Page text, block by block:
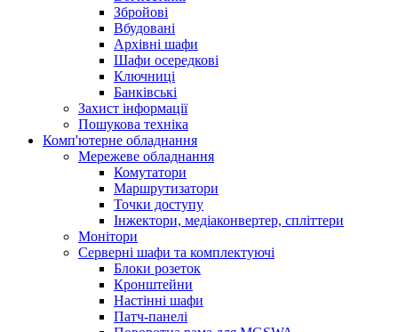
Збройові
Вбудовані
Архівні шафи
Шафи осередкові
Ключниці
Банківські
Захист інформації
Пошукова техніка
Комп'ютерне обладнання
Мережеве обладнання
Комутатори
Маршрутизатори
Точки доступу
Інжектори, медіаконвертер, спліттери
Монітори
Серверні шафи та комплектуючі
Блоки розеток
Кронштейни
Настінні шафи
Патч-панелі